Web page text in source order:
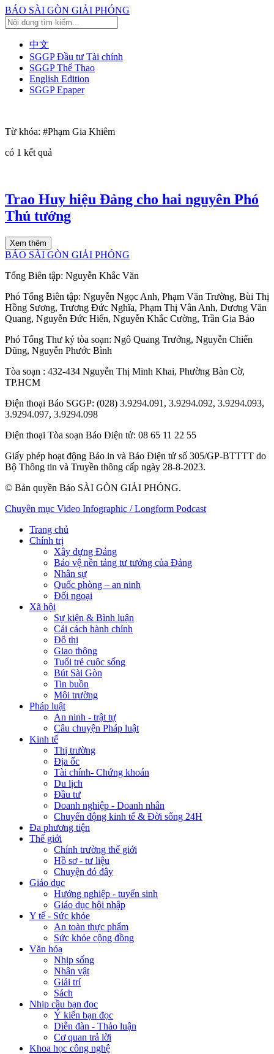
BÁO SÀI GÒN GIẢI PHÓNG
中文
SGGP Đầu tư Tài chính
SGGP Thể Thao
English Edition
SGGP Epaper
Từ khóa: #Phạm Gia Khiêm
có 1 kết quả
Trao Huy hiệu Đảng cho hai nguyên Phó
Thủ tướng
Xem thêm
BÁO SÀI GÒN GIẢI PHÓNG
Tổng Biên tập: Nguyễn Khắc Văn
Phó Tổng Biên tập: Nguyễn Ngọc Anh, Phạm Văn Trường, Bùi Thị
Hồng Sương, Trương Đức Nghĩa, Phạm Thị Vân Anh, Dương Văn
Quang, Nguyễn Đức Hiển, Nguyễn Khắc Cường, Trần Gia Bảo
Phó Tổng Thư ký tòa soạn: Ngô Quang Trưởng, Nguyễn Chiến
Dũng, Nguyễn Phước Bình
Tòa soạn : 432-434 Nguyễn Thị Minh Khai, Phường Bàn Cờ,
TP.HCM
Điện thoại Báo SGGP: (028) 3.9294.091, 3.9294.092, 3.9294.093,
3.9294.097, 3.9294.098
Điện thoại Tòa soạn Báo Điện tử: 08 65 11 22 55
Giấy phép hoạt động Báo in và Báo Điện tử số 305/GP-BTTTT do
Bộ Thông tin và Truyền thông cấp ngày 28-8-2023.
© Bản quyền Báo SÀI GÒN GIẢI PHÓNG.
Chuyên mục Video Infographic / Longform Podcast
Trang chủ
Chính trị
Xây dựng Đảng
Bảo vệ nền tảng tư tưởng của Đảng
Nhân sự
Quốc phòng – an ninh
Đối ngoại
Xã hội
Sự kiện & Bình luận
Cải cách hành chính
Đô thị
Giao thông
Tuổi trẻ cuộc sống
Bút Sài Gòn
Tin buồn
Môi trường
Pháp luật
An ninh - trật tự
Câu chuyện Pháp luật
Kinh tế
Thị trường
Địa ốc
Tài chính- Chứng khoán
Du lịch
Đầu tư
Doanh nghiệp - Doanh nhân
Chuyển động kinh tế & Đời sống 24H
Đa phương tiện
Thế giới
Chính trường thế giới
Hồ sơ - tư liệu
Chuyện đó đây
Giáo dục
Hướng nghiệp - tuyển sinh
Giáo dục hội nhập
Y tế - Sức khỏe
An toàn thực phẩm
Sức khỏe cộng đồng
Văn hóa
Nhịp sống
Nhân vật
Giải trí
Sách
Nhịp cầu bạn đọc
Ý kiến bạn đọc
Diễn đàn - Thảo luận
Cơ quan trả lời
Khoa học công nghệ